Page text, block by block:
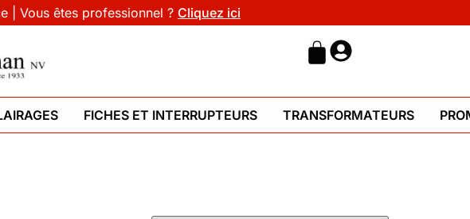
| Vous êtes professionnel ? Cliquez ici
FICHES ET INTERRUPTEURS TRANSFORMATEURS